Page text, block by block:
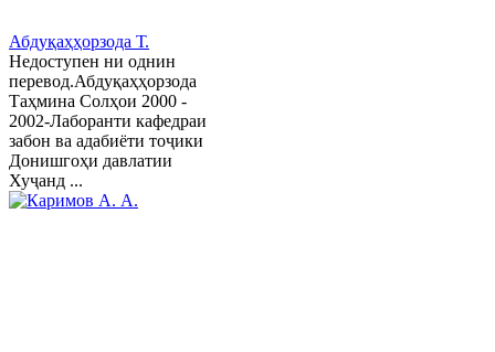
Абдуқаҳҳорзода Т.
Недоступен ни однин
перевод.Абдуқаҳҳорзода
Таҳмина Солҳои 2000 -
2002-Лаборанти кафедраи
забон ва адабиёти тоҷики
Донишгоҳи давлатии
Хуҷанд ...